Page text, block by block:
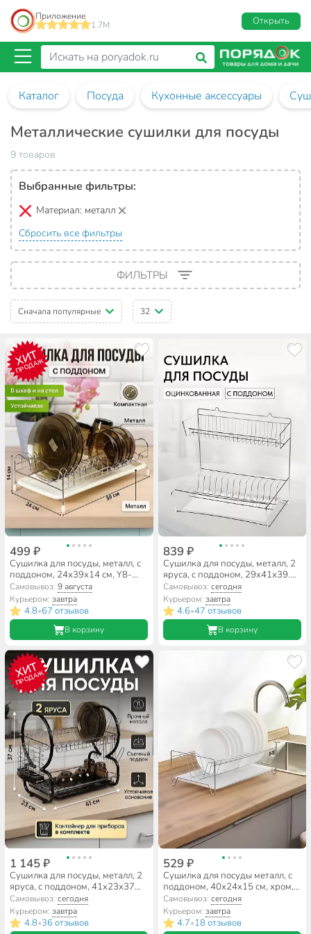
Приложение
1.7M
Открыть
Каталог Посуда Кухонные аксессуары
Металлические сушилки для посуды
9 товаров
Выбранные фильтры:
Материал: металл
Сбросить все фильтры
ФИЛЬТРЫ
Сначала популярные 32
ХИТ
ПРОДАЖ
499 ₽
Сушилка для посуды, металл, с
поддоном, 24х39х14 см, Y8-
2768
Самовывоз:9 августа
Курьером:завтра
4.8•67 отзывов
В корзину
839 ₽
Сушилка для посуды, металл, 2
яруса, с поддоном, 29х41х39.5
см, оцинкованная, Юнитрейд,
тнп-1.1
Самовывоз: сегодня
Курьером: завтра
4.6•47 отзывов
В корзину
ХИТ
ПРОДАЖ
1 145 ₽
Сушилка для посуды, металл, 2
яруса, с поддоном, 41х23х37
см, Y8-2767
Самовывоз:сегодня
Курьером:завтра
4.8•36 отзывов
529 ₽
Сушилка для посуды металл, с
поддоном, 40х24х15 см, хром,
Юнитрейд,
01.33.001.01.00.0002.00
Самовывоз: сегодня
Курьером: завтра
4.7•18 отзывов